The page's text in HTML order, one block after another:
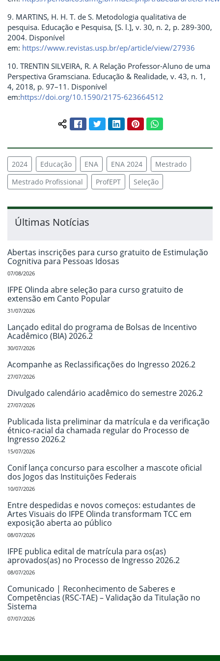
9. MARTINS, H. H. T. de S. Metodologia qualitativa de
pesquisa. Educação e Pesquisa, [S. l.], v. 30, n. 2, p. 289-300,
2004. Disponível
em: https://www.revistas.usp.br/ep/article/view/27936
10. TRENTIN SILVEIRA, R. A Relação Professor-Aluno de uma
Perspectiva Gramsciana. Educação & Realidade, v. 43, n. 1,
4, 2018, p. 97–11. Disponível
em:https://doi.org/10.1590/2175-623664512
Compartilhar conteúdo:
FacebookTwitterLinkedInPinterestWhatsApp
2024 Educação ENA ENA 2024
Mestrado
Mestrado Profissional
ProfEPT Seleção
Últimas Notícias
Abertas inscrições para curso gratuito de Estimulação
Cognitiva para Pessoas Idosas
07/08/2026
IFPE Olinda abre seleção para curso gratuito de
extensão em Canto Popular
31/07/2026
Lançado edital do programa de Bolsas de Incentivo
Acadêmico (BIA) 2026.2
30/07/2026
Acompanhe as Reclassificações do Ingresso 2026.2
27/07/2026
Divulgado calendário acadêmico do semestre 2026.2
27/07/2026
Publicada lista preliminar da matrícula e da verificação
étnico-racial da chamada regular do Processo de
Ingresso 2026.2
15/07/2026
Conif lança concurso para escolher a mascote oficial
dos Jogos das Instituições Federais
10/07/2026
Entre despedidas e novos começos: estudantes de
Artes Visuais do IFPE Olinda transformam TCC em
exposição aberta ao público
08/07/2026
IFPE publica edital de matrícula para os(as)
aprovados(as) no Processo de Ingresso 2026.2
08/07/2026
Comunicado | Reconhecimento de Saberes e
Competências (RSC-TAE) – Validação da Titulação no
Sistema
07/07/2026